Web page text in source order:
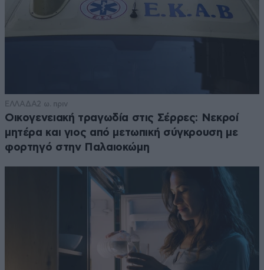
ΕΛΛΑΔΑ2 ω. πριν
Οικογενειακή τραγωδία στις Σέρρες: Νεκροί
μητέρα και γιος από μετωπική σύγκρουση με
φορτηγό στην Παλαιοκώμη